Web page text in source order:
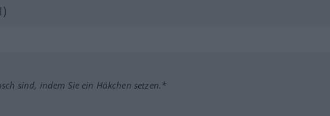
sind, indem Sie ein Häkchen setzen.*